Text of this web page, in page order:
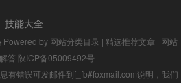
技能大全
Powered by 网站分类目录 | 精选推荐文章 | 网站
答 陕ICP备05009492号
有错误可发邮件到f_fb#foxmail.com说明，我们